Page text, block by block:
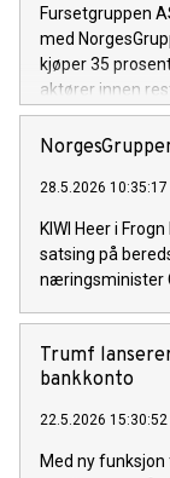
Fursetgruppen
med
kjøper 35
aktører innen
tillegg etablerer
eierandel, som
28.5.2026 10:35:17
KIWI Heer i
satsing på
næringsminister
Trumf
bankkonto
22.5.2026 15:30:52
Med ny